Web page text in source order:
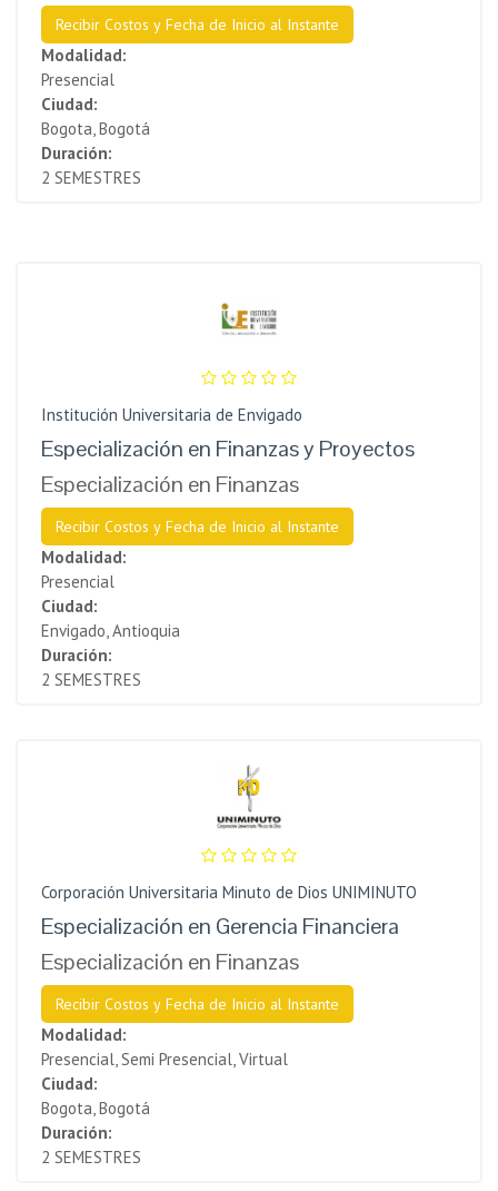
Recibir Costos y Fecha de Inicio al Instante
Modalidad:
Presencial
Ciudad:
Bogota, Bogotá
Duración:
2 SEMESTRES
Institución Universitaria de Envigado
Especialización en Finanzas y Proyectos
Especialización en Finanzas
Recibir Costos y Fecha de Inicio al Instante
Modalidad:
Presencial
Ciudad:
Envigado, Antioquia
Duración:
2 SEMESTRES
Corporación Universitaria Minuto de Dios UNIMINUTO
Especialización en Gerencia Financiera
Especialización en Finanzas
Recibir Costos y Fecha de Inicio al Instante
Modalidad:
Presencial, Semi Presencial, Virtual
Ciudad:
Bogota, Bogotá
Duración:
2 SEMESTRES